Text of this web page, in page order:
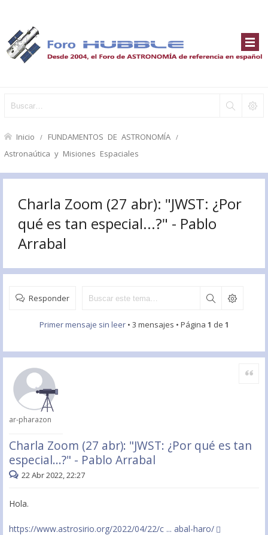
Inicio FUNDAMENTOS DE ASTRONOMÍA
Astronaútica y Misiones Espaciales
Charla Zoom (27 abr): "JWST: ¿Por
qué es tan especial...?" - Pablo
Arrabal
Responder
Primer mensaje sin leer• 3 mensajes • Página 1 de 1
ar-pharazon
Charla Zoom (27 abr): "JWST: ¿Por qué es tan
especial...?" - Pablo Arrabal
Citar
22 Abr 2022, 22:27
Hola.
https://www.astrosirio.org/2022/04/22/c ... abal-haro/